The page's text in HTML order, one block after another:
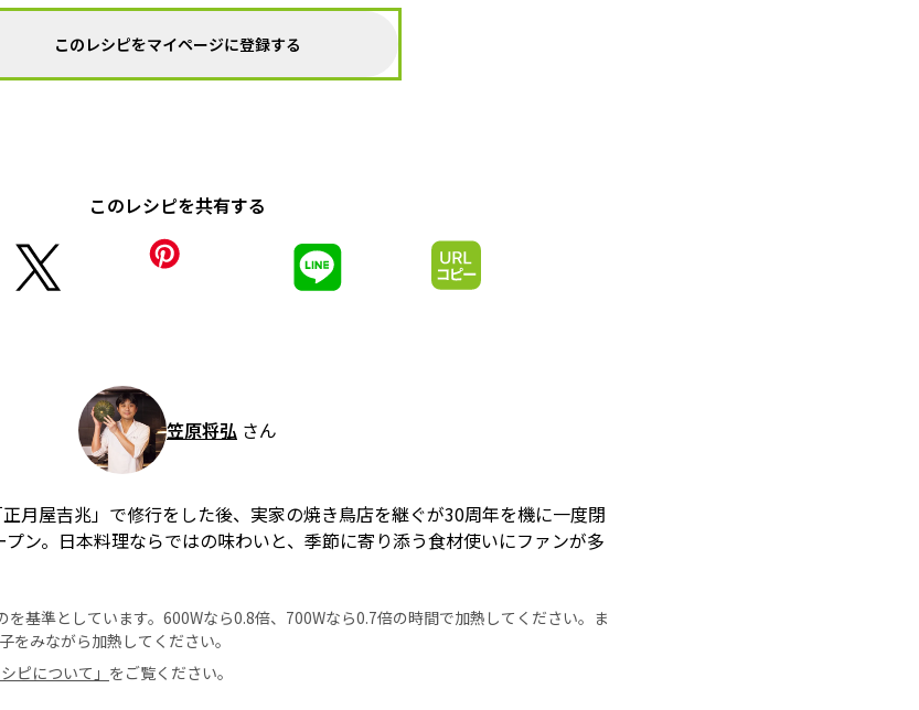
このレシピをマイページに登録する
このレシピを共有する
笠原将弘 さん
月屋吉兆」で修行をした後、実家の焼き鳥店を継ぐが30周年を機に一度閉
ン。日本料理ならではの味わいと、季節に寄り添う食材使いにファンが多
基準としています。600Wなら0.8倍、700Wなら0.7倍の時間で加熱してください。ま
をみながら加熱してください。
シピについて」 をご覧ください。